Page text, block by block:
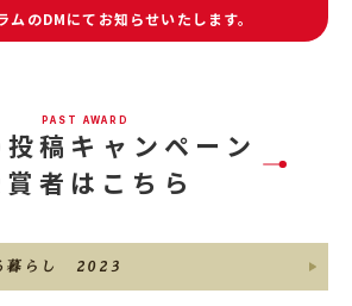
ムのDMにてお知らせいたします。
PAST AWARD
稿キャンペーン
者はこちら
暮らし 2023